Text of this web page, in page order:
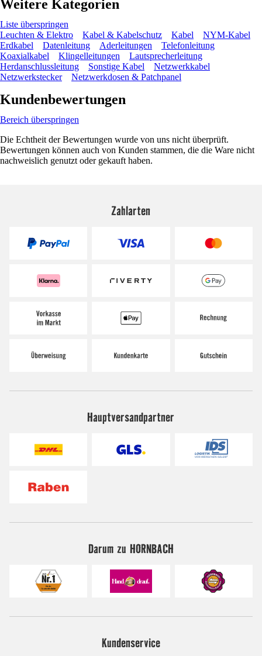
Weitere Kategorien
Liste überspringen
Leuchten & Elektro
Kabel & Kabelschutz Kabel
NYM-Kabel
Erdkabel
Datenleitung Aderleitungen
Telefonleitung
Koaxialkabel
Klingelleitungen
Lautsprecherleitung
Herdanschlussleitung
Sonstige Kabel
Netzwerkkabel
Netzwerkstecker
Netzwerkdosen & Patchpanel
Kundenbewertungen
Bereich überspringen
Die Echtheit der Bewertungen wurde von uns nicht überprüft.
Bewertungen können auch von Kunden stammen, die die Ware nicht
nachweislich genutzt oder gekauft haben.
Zahlarten
Hauptversandpartner
Darum zu HORNBACH
Kundenservice